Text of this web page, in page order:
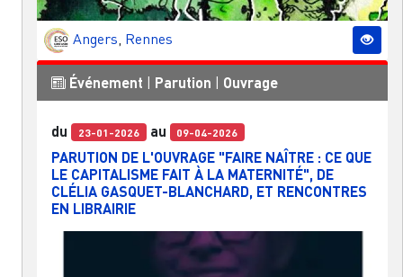
Angers Rennes
Événement Parution Ouvrage
du 23-01-2026 au 09-04-2026
PARUTION DE L'OUVRAGE "FAIRE NAÎTRE : CE QUE
LE CAPITALISME FAIT À LA MATERNITÉ", DE
CLÉLIA GASQUET-BLANCHARD, ET RENCONTRES
EN LIBRAIRIE